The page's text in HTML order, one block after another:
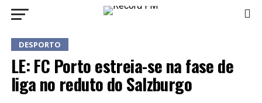
DESPORTO
LE: FC Porto estreia-se na fase de
liga no reduto do Salzburgo